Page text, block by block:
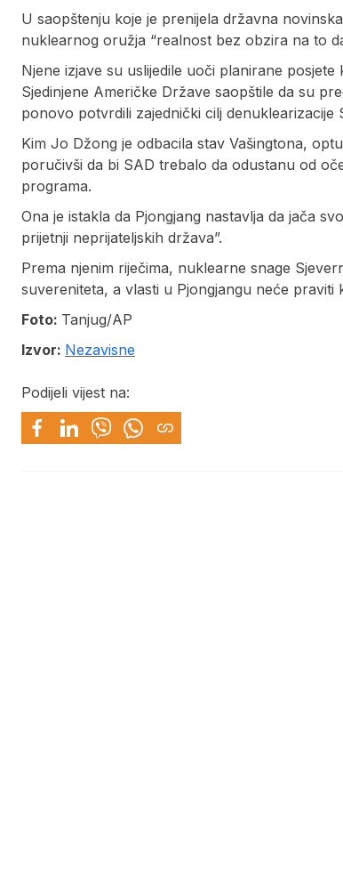
U saopštenju koje je prenijela državna
nuklearnog oružja “realnost bez obzira na to
Njene izjave su uslijedile uoči planirane
Sjedinjene Američke Države saopštile da su
ponovo potvrdili zajednički cilj denuklearizacije
Kim Jo Džong je odbacila stav Vašingtona,
poručivši da bi SAD trebalo da odustanu od
programa.
Ona je istakla da Pjongjang nastavlja da jača
prijetnji neprijateljskih država”.
Prema njenim riječima, nuklearne snage
suvereniteta, a vlasti u Pjongjangu neće praviti
Foto: Tanjug/AP
Izvor: Nezavisne
Podijeli vijest na: